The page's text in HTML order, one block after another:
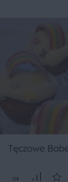
Tęczowe